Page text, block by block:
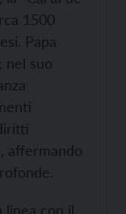
1500
Papa
nel suo
affermando
linea con il